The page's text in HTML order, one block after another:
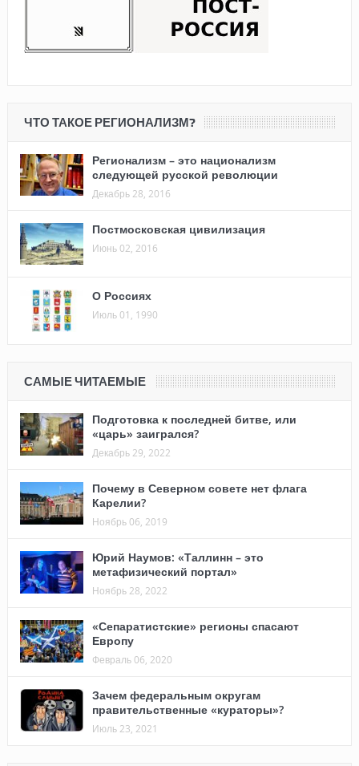
ЧТО ТАКОЕ РЕГИОНАЛИЗМ?
Регионализм – это национализм
следующей русской революции
Декабрь 28, 2016
Постмосковская цивилизация
Июнь 02, 2016
О Россиях
Июль 01, 1990
САМЫЕ ЧИТАЕМЫЕ
Подготовка к последней битве, или
«царь» заигрался?
Декабрь 29, 2022
Почему в Северном совете нет флага
Карелии?
Ноябрь 06, 2019
Юрий Наумов: «Таллинн – это
метафизический портал»
Ноябрь 28, 2022
«Сепаратистские» регионы спасают
Европу
Февраль 06, 2020
Зачем федеральным округам
правительственные «кураторы»?
Июль 23, 2021